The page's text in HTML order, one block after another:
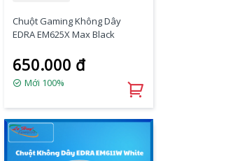
Chuột Gaming Không Dây
EDRA EM625X Max Black
650.000 đ
Mới 100%